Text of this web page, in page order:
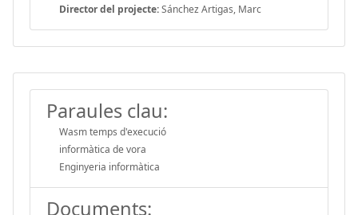
Director del projecte:Sánchez Artigas, Marc
Paraules clau:
Wasm temps d'execució
informàtica de vora
Enginyeria informàtica
Documents: